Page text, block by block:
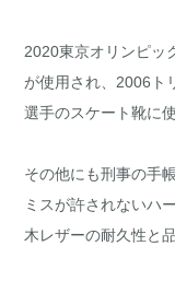
2020東京オリンピッ
が使用され、2006ト
選手のスケート靴に
その他にも刑事の手
ミスが許されないハ
木レザーの耐久性と